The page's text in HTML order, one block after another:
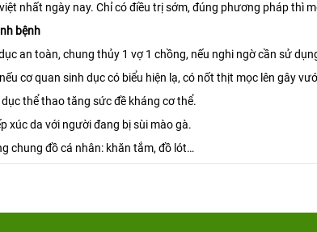
nhất ngày nay. Chỉ có điều trị sớm, đúng phương pháp thì
bệnh
an toàn, chung thủy 1 vợ 1 chồng, nếu nghi ngờ cần sử
cơ quan sinh dục có biểu hiện lạ, có nốt thịt mọc lên gây
dục thể thao tăng sức đề kháng cơ thể.
xúc da với người đang bị sùi mào gà.
chung đồ cá nhân: khăn tắm, đồ lót…